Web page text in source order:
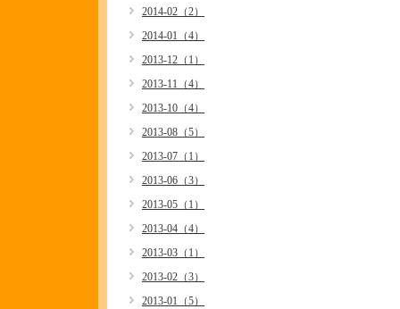
2014-02（2）
2014-01（4）
2013-12（1）
2013-11（4）
2013-10（4）
2013-08（5）
2013-07（1）
2013-06（3）
2013-05（1）
2013-04（4）
2013-03（1）
2013-02（3）
2013-01（5）